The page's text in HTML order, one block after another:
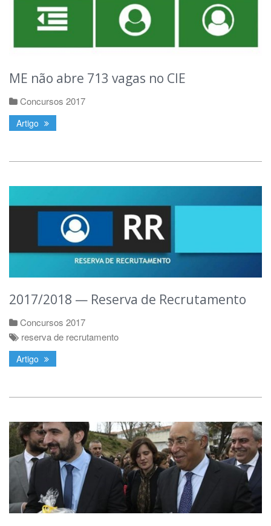
ME não abre 713 vagas no CIE
Concursos 2017
Artigo
2017/2018 — Reserva de Recrutamento
Concursos 2017
reserva de recrutamento
Artigo